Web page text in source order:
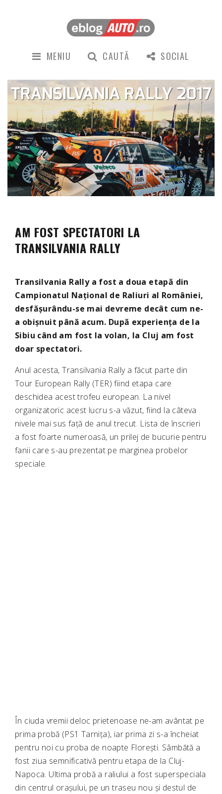
MENIU CAUTĂ SOCIAL
AM FOST SPECTATORI LA
TRANSILVANIA RALLY
Transilvania Rally a fost a doua etapă din
Campionatul Național de Raliuri al României,
desfășurându-se mai devreme decât cum ne-
a obișnuit până acum. După experiența de la
Sibiu când am fost la volan, la Cluj am fost
doar spectatori.
Anul acesta, Transilvania Rally a făcut parte din
Tour European Rally (TER) fiind etapa care
deschidea acest trofeu european. La nivel
organizatoric acest lucru s-a văzut, fiind la câteva
nivele mai sus față de anul trecut. Lista de înscrieri
a fost foarte numeroasă, un prilej de bucurie pentru
fanii care s-au prezentat pe marginea probelor
speciale.
În ciuda vremii deloc prietenoase ne-am avântat pe
prima probă (PS1 Tarnița), iar prima zi s-a încheiat
pentru noi cu proba de noapte Florești. Sâmbătă a
fost ziua semnificativă pentru etapa de la Cluj-
Napoca. Ultima probă a raliului a fost superspeciala
din centrul orașului, pe un traseu nou și destul de